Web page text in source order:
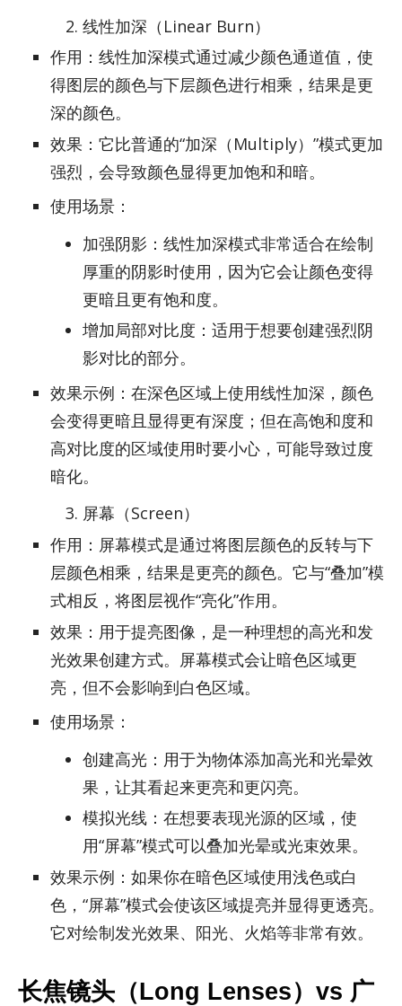
线性加深（Linear Burn）
作用：线性加深模式通过减少颜色通道值，使
得图层的颜色与下层颜色进行相乘，结果是更
深的颜色。
效果：它比普通的“加深（Multiply）”模式更加
强烈，会导致颜色显得更加饱和和暗。
使用场景：
加强阴影：线性加深模式非常适合在绘制
厚重的阴影时使用，因为它会让颜色变得
更暗且更有饱和度。
增加局部对比度：适用于想要创建强烈阴
影对比的部分。
效果示例：在深色区域上使用线性加深，颜色
会变得更暗且显得更有深度；但在高饱和度和
高对比度的区域使用时要小心，可能导致过度
暗化。
屏幕（Screen）
作用：屏幕模式是通过将图层颜色的反转与下
层颜色相乘，结果是更亮的颜色。它与“叠加”模
式相反，将图层视作“亮化”作用。
效果：用于提亮图像，是一种理想的高光和发
光效果创建方式。屏幕模式会让暗色区域更
亮，但不会影响到白色区域。
使用场景：
创建高光：用于为物体添加高光和光晕效
果，让其看起来更亮和更闪亮。
模拟光线：在想要表现光源的区域，使
用“屏幕”模式可以叠加光晕或光束效果。
效果示例：如果你在暗色区域使用浅色或白
色，“屏幕”模式会使该区域提亮并显得更透亮。
它对绘制发光效果、阳光、火焰等非常有效。
长焦镜头（Long Lenses）vs 广